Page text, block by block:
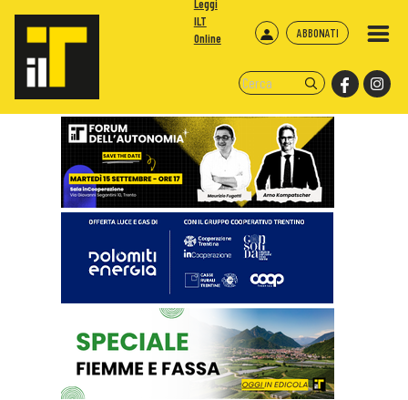
ABBONATI
Leggi
ILT
Online